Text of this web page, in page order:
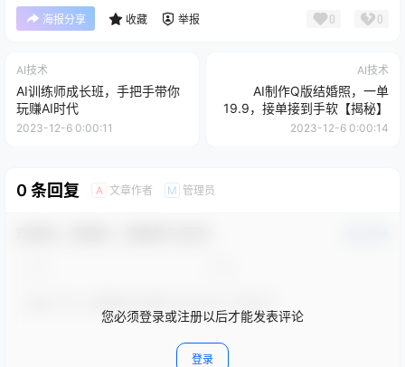
海报分享 收藏 举报 0 0
AI技术
AI训练师成长班，手把手带你
玩赚AI时代
2023-12-6 0:00:11
AI技术
AI制作Q版结婚照，一单
19.9，接单接到手软【揭秘】
2023-12-6 0:00:14
0 条回复 A 文章作者 M 管理员
您必须登录或注册以后才能发表评论
登录